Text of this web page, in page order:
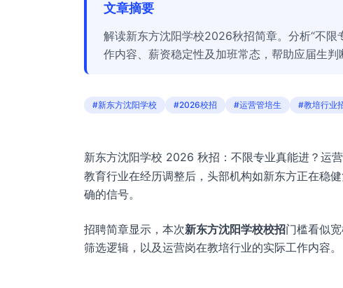
文章摘要
解读新东方沈阳学校2026秋招简章。分析“不
作内容、薪资稳定性及加班常态，帮助应届生判
#新东方沈阳学校 #2026校招 #运营管培生 #教培行业
新东方沈阳学校 2026 秋招：不限专业真能进？运
教育行业在经历调整后，头部机构如新东方正在稳
确的信号。
招聘简章显示，本次新东方沈阳学校校招门槛看似
筛选逻辑，以及运营岗在教培行业的实际工作内容。